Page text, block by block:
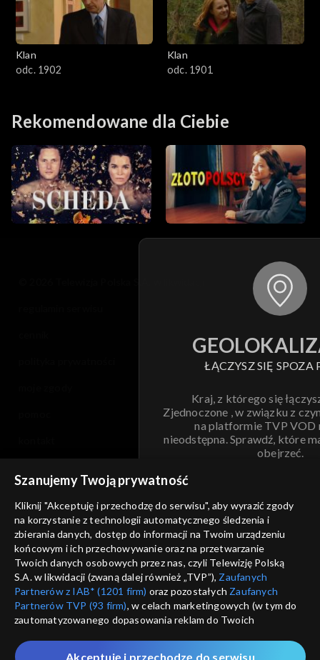
Klan
odc. 1902
Klan
odc. 1901
Rekomendowane dla Ciebie
ŁĄCZYSZ SIĘ SPOZA
Kraj, z którego się
Zjednoczone , w związku z
na platformie TVP VOD
nieodstępna. Sprawdź, które
obejrzeć.
ANULUJ
informacje o dostawcy usług
Szanujemy Twoją prywatność
Kliknij "Akceptuję i przechodzę do serwisu", aby wyrazić zgody
na korzystanie z technologii automatycznego śledzenia i
zbierania danych, dostęp do informacji na Twoim urządzeniu
końcowym i ich przechowywanie oraz na przetwarzanie
Twoich danych osobowych przez nas, czyli Telewizję Polską
S.A. w likwidacji (zwaną dalej również „TVP”), Zaufanych
Partnerów z IAB* (1201 firm) oraz pozostałych Zaufanych
Partnerów TVP (93 firm), w celach marketingowych (w tym do
zautomatyzowanego dopasowania reklam do Twoich
które wskazujemy poniżej, a także zgody na udostępnianie
Akceptuję i przechodzę do serwisu